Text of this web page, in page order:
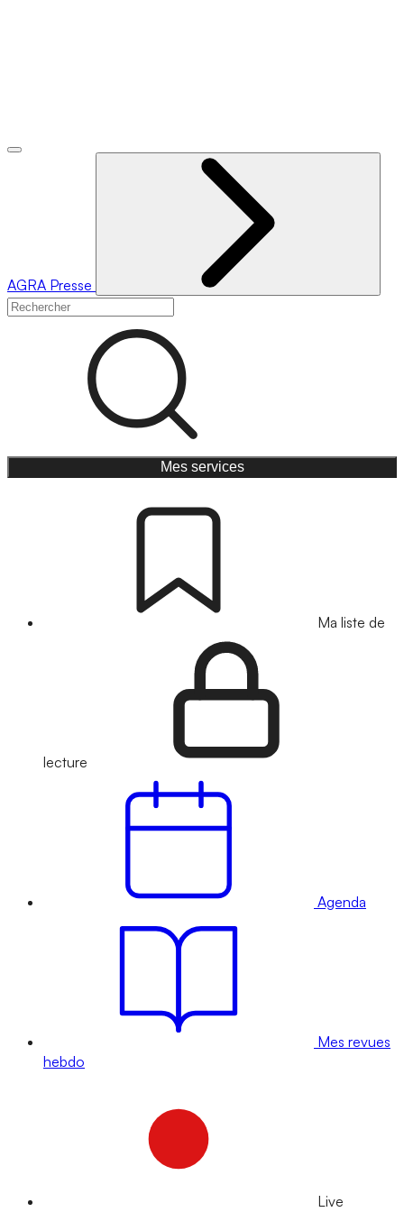
AGRA Presse
Mes services
Ma liste de
lecture
Agenda
Mes revues
hebdo
Live